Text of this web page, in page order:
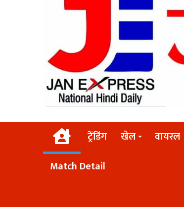
Homeट्रेंडिंग खेल वायरल
Match Detail